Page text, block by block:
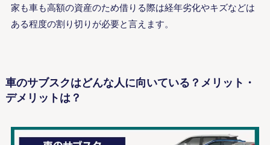
家も車も高額の資産のため借りる際は経年劣化やキズなどは
ある程度の割り切りが必要と言えます。
車のサブスクはどんな人に向いている？メリット・
デメリットは？